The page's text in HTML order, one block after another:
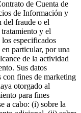
de Cuenta de
de Información y
del fraude o el
y el
especificados
particular, por una
de la actividad
Sus datos
con fines de marketing
otorgado al
para fines
a cabo: (i) sobre la